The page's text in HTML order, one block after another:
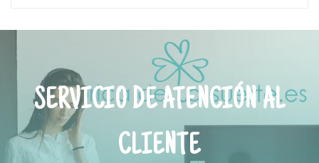
SERVICIO DE ATENCIÓN AL
CLIENTE